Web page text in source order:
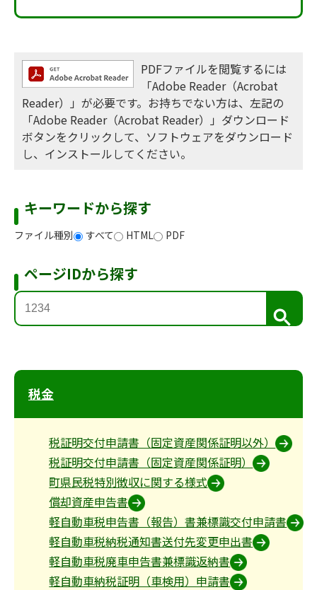
PDFファイルを閲覧するには
「Adobe Reader（Acrobat
Reader）」が必要です。お持ちでない方は、左記の
「Adobe Reader（Acrobat Reader）」ダウンロード
ボタンをクリックして、ソフトウェアをダウンロード
し、インストールしてください。
キーワードから探す
ファイル種別 すべて HTML PDF
ページIDから探す
検
索
税金
税証明交付申請書（固定資産関係証明以外）
税証明交付申請書（固定資産関係証明）
町県民税特別徴収に関する様式
償却資産申告書
軽自動車税申告書（報告）書兼標識交付申請書
軽自動車税納税通知書送付先変更申出書
軽自動車税廃車申告書兼標識返納書
軽自動車納税証明（車検用）申請書